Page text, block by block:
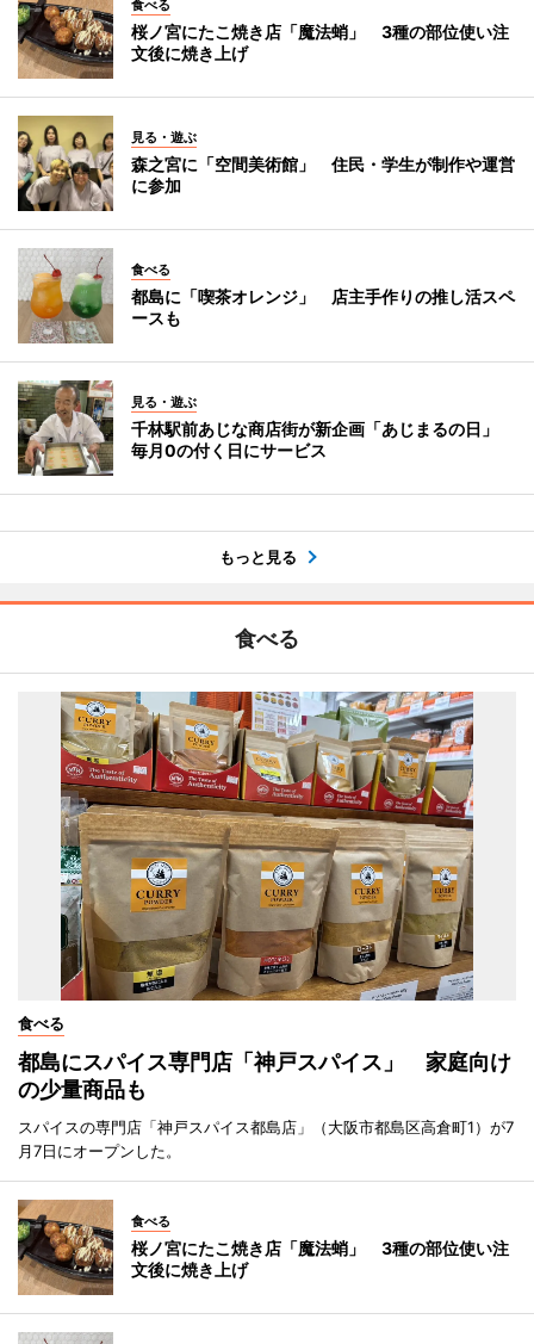
食べる
桜ノ宮にたこ焼き店「魔法蛸」 3種の部位使い注
文後に焼き上げ
見る・遊ぶ
森之宮に「空間美術館」 住民・学生が制作や運営
に参加
食べる
都島に「喫茶オレンジ」 店主手作りの推し活スペ
ースも
見る・遊ぶ
千林駅前あじな商店街が新企画「あじまるの日」
毎月0の付く日にサービス
もっと見る
食べる
食べる
都島にスパイス専門店「神戸スパイス」 家庭向け
の少量商品も
スパイスの専門店「神戸スパイス都島店」（大阪市都島区高倉町1）が7
月7日にオープンした。
食べる
桜ノ宮にたこ焼き店「魔法蛸」 3種の部位使い注
文後に焼き上げ